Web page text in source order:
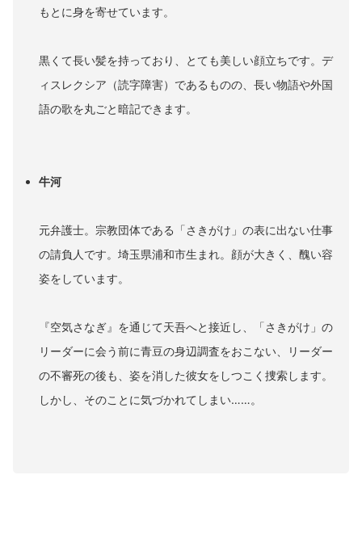
もとに身を寄せています。
黒くて長い髪を持っており、とても美しい顔立ちです。デ
ィスレクシア（読字障害）であるものの、長い物語や外国
語の歌を丸ごと暗記できます。
牛河
元弁護士。宗教団体である「さきがけ」の表に出ない仕事
の請負人です。埼玉県浦和市生まれ。顔が大きく、醜い容
姿をしています。
『空気さなぎ』を通じて天吾へと接近し、「さきがけ」の
リーダーに会う前に青豆の身辺調査をおこない、リーダー
の不審死の後も、姿を消した彼女をしつこく捜索します。
しかし、そのことに気づかれてしまい……。